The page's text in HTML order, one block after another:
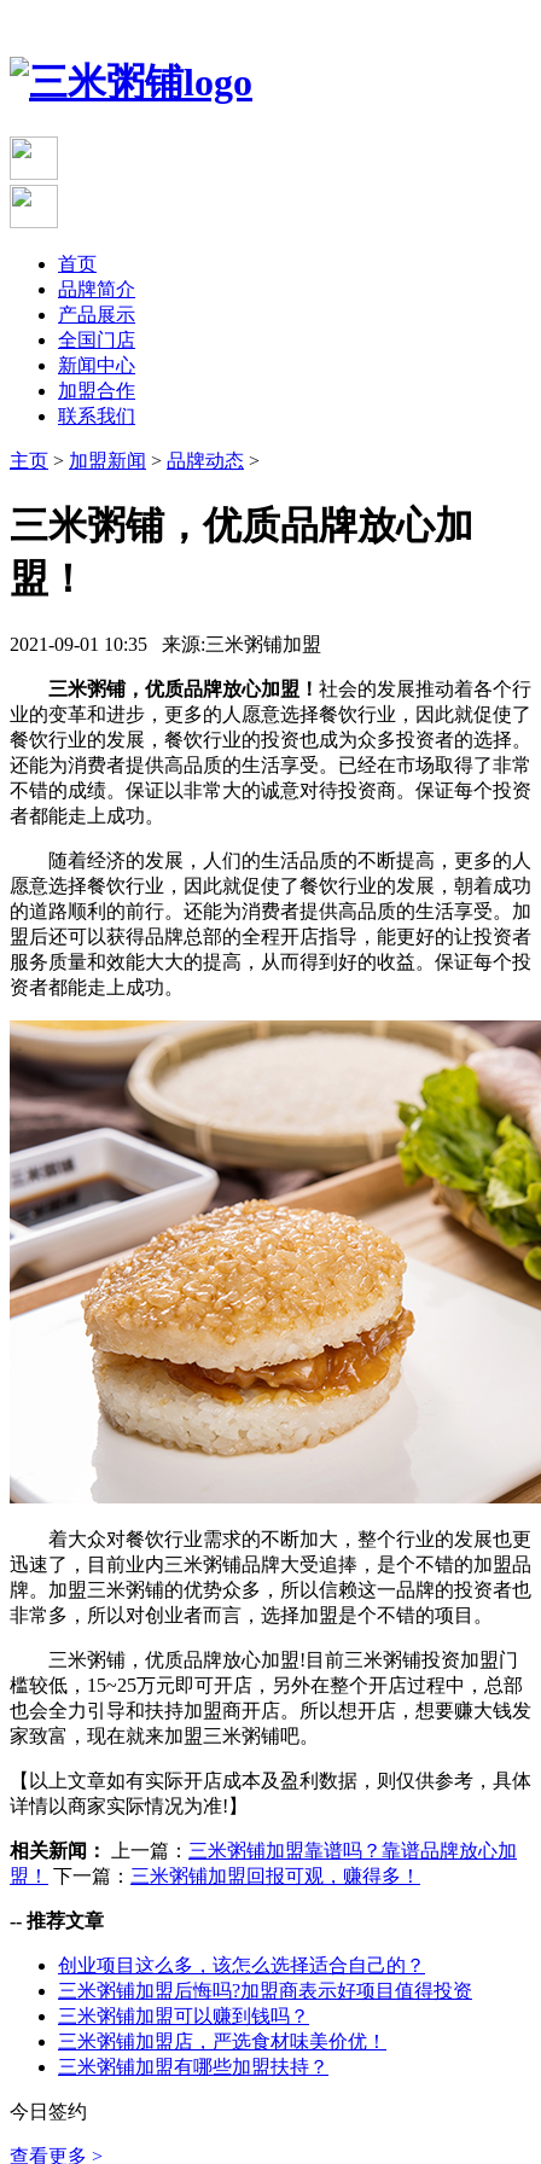
首页
品牌简介
产品展示
全国门店
新闻中心
加盟合作
联系我们
主页 > 加盟新闻 > 品牌动态 >
三米粥铺，优质品牌放心加
盟！
2021-09-01 10:35 来源:三米粥铺加盟
三米粥铺，优质品牌放心加盟！ 社会的发展推动着各个行
业的变革和进步，更多的人愿意选择餐饮行业，因此就促使了
餐饮行业的发展，餐饮行业的投资也成为众多投资者的选择。
还能为消费者提供高品质的生活享受。已经在市场取得了非常
不错的成绩。保证以非常大的诚意对待投资商。保证每个投资
者都能走上成功。
随着经济的发展，人们的生活品质的不断提高，更多的人
愿意选择餐饮行业，因此就促使了餐饮行业的发展，朝着成功
的道路顺利的前行。还能为消费者提供高品质的生活享受。加
盟后还可以获得品牌总部的全程开店指导，能更好的让投资者
服务质量和效能大大的提高，从而得到好的收益。保证每个投
资者都能走上成功。
着大众对餐饮行业需求的不断加大，整个行业的发展也更
迅速了，目前业内三米粥铺品牌大受追捧，是个不错的加盟品
牌。加盟三米粥铺的优势众多，所以信赖这一品牌的投资者也
非常多，所以对创业者而言，选择加盟是个不错的项目。
三米粥铺，优质品牌放心加盟!目前三米粥铺投资加盟门
槛较低，15~25万元即可开店，另外在整个开店过程中，总部
也会全力引导和扶持加盟商开店。所以想开店，想要赚大钱发
家致富，现在就来加盟三米粥铺吧。
【以上文章如有实际开店成本及盈利数据，则仅供参考，具体
详情以商家实际情况为准!】
相关新闻： 上一篇： 三米粥铺加盟靠谱吗？靠谱品牌放心加
盟！
下一篇： 三米粥铺加盟回报可观，赚得多！
-- 推荐文章
创业项目这么多，该怎么选择适合自己的？
三米粥铺加盟后悔吗?加盟商表示好项目值得投资
三米粥铺加盟可以赚到钱吗？
三米粥铺加盟店，严选食材味美价优！
三米粥铺加盟有哪些加盟扶持？
今日签约
查看更多 >